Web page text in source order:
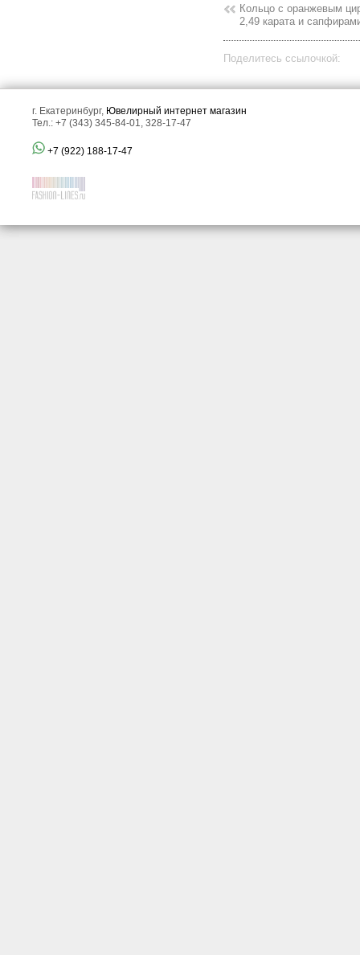
Кольцо с оранжевым
2,49 карата и
Поделитесь ссылочкой:
г. Екатеринбург, Ювелирный интернет магазин
Тел.: +7 (343) 345-84-01, 328-17-47
+7 (922) 188-17-47